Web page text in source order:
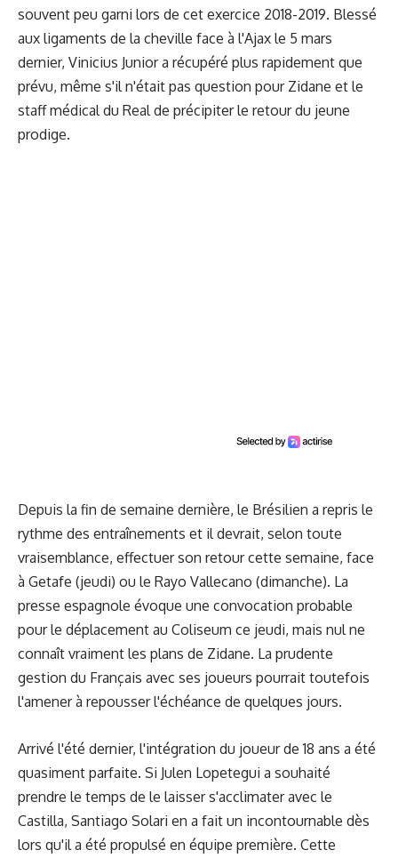
souvent peu garni lors de cet exercice 2018-2019. Blessé
aux ligaments de la cheville face à l'Ajax le 5 mars
dernier, Vinicius Junior a récupéré plus rapidement que
prévu, même s'il n'était pas question pour Zidane et le
staff médical du Real de précipiter le retour du jeune
prodige.
Depuis la fin de semaine dernière, le Brésilien a repris le
rythme des entraînements et il devrait, selon toute
vraisemblance, effectuer son retour cette semaine, face
à Getafe (jeudi) ou le Rayo Vallecano (dimanche). La
presse espagnole évoque une convocation probable
pour le déplacement au Coliseum ce jeudi, mais nul ne
connaît vraiment les plans de Zidane. La prudente
gestion du Français avec ses joueurs pourrait toutefois
l'amener à repousser l'échéance de quelques jours.
Arrivé l'été dernier, l'intégration du joueur de 18 ans a été
quasiment parfaite. Si Julen Lopetegui a souhaité
prendre le temps de le laisser s'acclimater avec le
Castilla, Santiago Solari en a fait un incontournable dès
lors qu'il a été propulsé en équipe première. Cette